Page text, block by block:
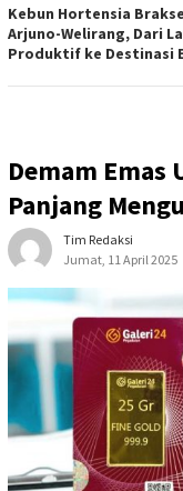
Kebun Hortensia
Arjuno-Welirang, Dari
Produktif ke Destinasi
Demam Emas
Panjang
Tim Redaksi
Jumat, 11 April 2025